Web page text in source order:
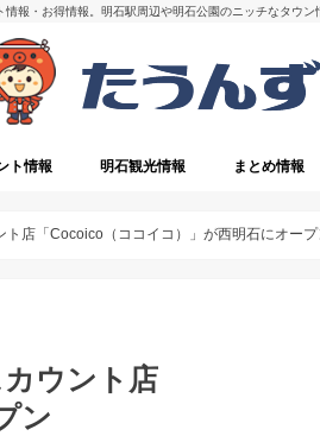
報・お得情報。明石駅周辺や明石公園のニッチなタウン
ト情報 明石観光情報 まとめ情報
店「Cocoico（ココイコ）」が西明石にオープ
ウント店
ン